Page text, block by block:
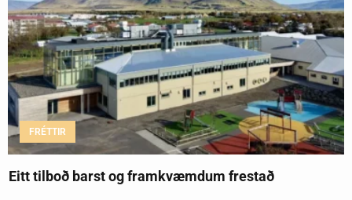
FRÉTTIR
Eitt tilboð barst og framkvæmdum frestað